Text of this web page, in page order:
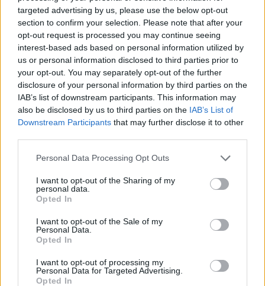
targeted advertising by us, please use the below opt-out
section to confirm your selection. Please note that after your
opt-out request is processed you may continue seeing
interest-based ads based on personal information utilized by
us or personal information disclosed to third parties prior to
your opt-out. You may separately opt-out of the further
disclosure of your personal information by third parties on the
IAB’s list of downstream participants. This information may
also be disclosed by us to third parties on the IAB’s List of
Downstream Participants that may further disclose it to other
Please note that this website/app uses one or more Google
not limited to your visit or usage behaviour. You may click to
grant or deny consent to Google and its third-party tags to
use your data for below specified purposes in below Google
consent section.
Personal Data Processing Opt Outs
I want to opt-out of the Sharing of my
personal data.
Opted In
I want to opt-out of the Sale of my
Personal Data.
Opted In
I want to opt-out of processing my
Personal Data for Targeted Advertising.
Opted In
Το trailer δεν απομακρύνεται από την αισθητική
υπεροχή που έχει κάνει τοEmily in Parisτόσο
αναγνωρίσιμο. Ακριβότερα ρούχα, υψηλή μόδα,
παρορμητικές αποφάσεις, υπερβολικά ρομαντικές
γωνιές πόλεων, όλα είναι εκεί, απλώς αυτή τη φορά
με το θερμότερο, δραματικότερο φως της ρωμαϊκής
κουλτούρας. Η σειρά φαίνεται πως θέλει να παίξει με
την ιδέα ότι η Emily είναι καταδικασμένη να παλεύει
για να ενσωματωθεί, ενώ ταυτόχρονα δεν μπορεί να
σταματήσει τον ενθουσιασμό και την αφέλειά της,
που την οδηγούν σε μια σειρά από αναμενόμενες,
Στο trailer, η Emily εμφανίζεται να ταλαντεύεται